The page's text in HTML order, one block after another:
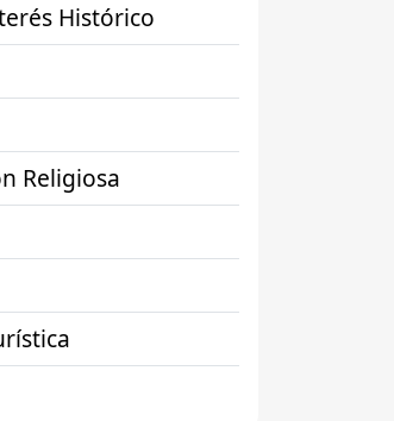
Histórico
Religiosa